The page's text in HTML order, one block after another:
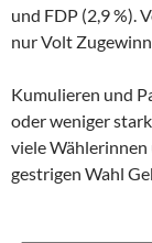
und FDP (2,9 %).
nur Volt
Kumulieren und
oder weniger
viele
gestrigen Wahl